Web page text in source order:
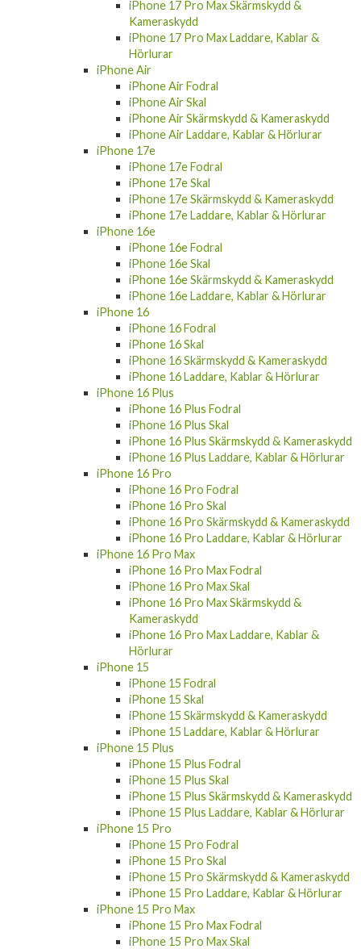
Kameraskydd
iPhone 17 Pro Max Laddare, Kablar &
Hörlurar
iPhone Air
iPhone Air Fodral
iPhone Air Skal
iPhone Air Skärmskydd & Kameraskydd
iPhone Air Laddare, Kablar & Hörlurar
iPhone 17e
iPhone 17e Fodral
iPhone 17e Skal
iPhone 17e Skärmskydd & Kameraskydd
iPhone 17e Laddare, Kablar & Hörlurar
iPhone 16e
iPhone 16e Fodral
iPhone 16e Skal
iPhone 16e Skärmskydd & Kameraskydd
iPhone 16e Laddare, Kablar & Hörlurar
iPhone 16
iPhone 16 Fodral
iPhone 16 Skal
iPhone 16 Skärmskydd & Kameraskydd
iPhone 16 Laddare, Kablar & Hörlurar
iPhone 16 Plus
iPhone 16 Plus Fodral
iPhone 16 Plus Skal
iPhone 16 Plus Skärmskydd & Kameraskydd
iPhone 16 Plus Laddare, Kablar & Hörlurar
iPhone 16 Pro
iPhone 16 Pro Fodral
iPhone 16 Pro Skal
iPhone 16 Pro Skärmskydd & Kameraskydd
iPhone 16 Pro Laddare, Kablar & Hörlurar
iPhone 16 Pro Max
iPhone 16 Pro Max Fodral
iPhone 16 Pro Max Skal
iPhone 16 Pro Max Skärmskydd &
Kameraskydd
iPhone 16 Pro Max Laddare, Kablar &
Hörlurar
iPhone 15
iPhone 15 Fodral
iPhone 15 Skal
iPhone 15 Skärmskydd & Kameraskydd
iPhone 15 Laddare, Kablar & Hörlurar
iPhone 15 Plus
iPhone 15 Plus Fodral
iPhone 15 Plus Skal
iPhone 15 Plus Skärmskydd & Kameraskydd
iPhone 15 Plus Laddare, Kablar & Hörlurar
iPhone 15 Pro
iPhone 15 Pro Fodral
iPhone 15 Pro Skal
iPhone 15 Pro Skärmskydd & Kameraskydd
iPhone 15 Pro Laddare, Kablar & Hörlurar
iPhone 15 Pro Max
iPhone 15 Pro Max Fodral
iPhone 15 Pro Max Skal
iPhone 15 Pro Max Skärmskydd &